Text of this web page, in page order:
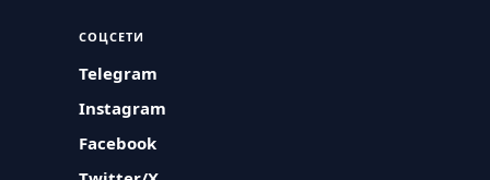
СОЦСЕТИ
Telegram
Instagram
Facebook